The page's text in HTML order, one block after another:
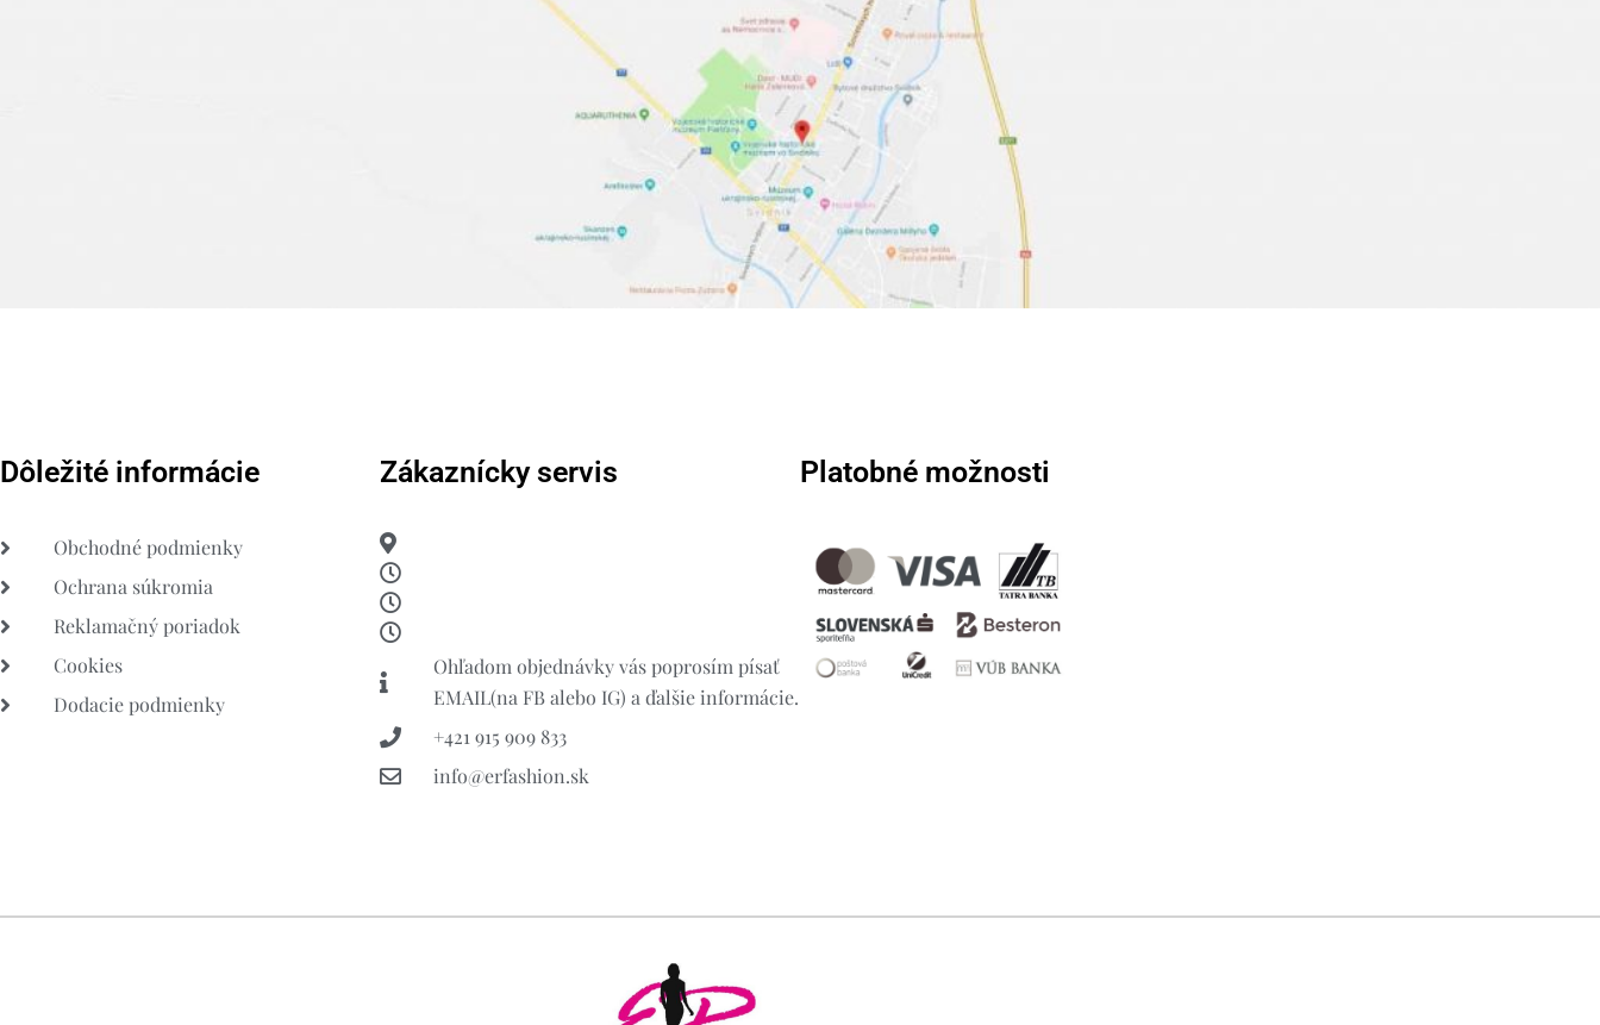
Dôležité informácie
Obchodné podmienky
Ochrana súkromia
Reklamačný poriadok
Cookies
Dodacie podmienky
Zákaznícky servis
Ohľadom objednávky vás poprosím písať
EMAIL(na FB alebo IG) a ďalšie informácie.
+421 915 909 833
info@erfashion.sk
Platobné možnosti